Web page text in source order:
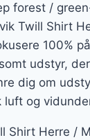
forest /
Twill Shirt
100%
udstyr,
dig om
luft og
Shirt Herre /